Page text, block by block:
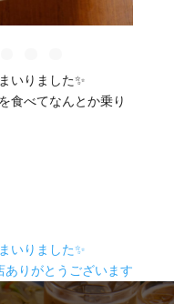
いりました✨️
食べてなんとか乗り
いりました✨️
ありがとうございます